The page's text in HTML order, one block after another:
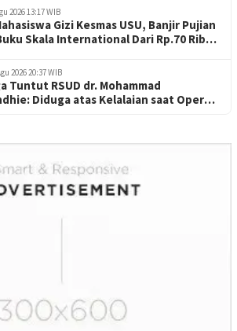
2026 13:17 WIB
Gizi Kesmas USU, Banjir Pujian
Skala International Dari Rp.70 Ribu
2026 20:37 WIB
Tuntut RSUD dr. Mohammad
Diduga atas Kelalaian saat Operasi